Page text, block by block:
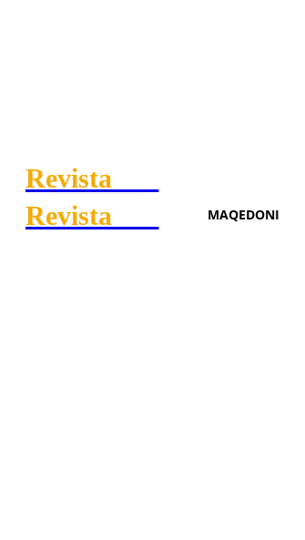
Revista
Revista
MAQEDONI